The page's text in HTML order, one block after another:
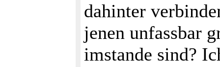
dahinter
jenen unfassbar
imstande sind?